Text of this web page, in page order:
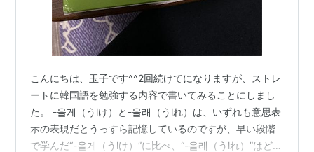
こんにちは、玉子です^^2回続けてになりますが、ストレ
ートに韓国語を勉強する内容で書いてみることにしまし
た。 -을게（うlけ）と-을래（うlれ）は、いずれも意思表
示の表現だとうっすら記憶しているのですが、早い段階
で学んだ“-을게（うlけ）”に比べ、“-을래（うlれ）”はどう